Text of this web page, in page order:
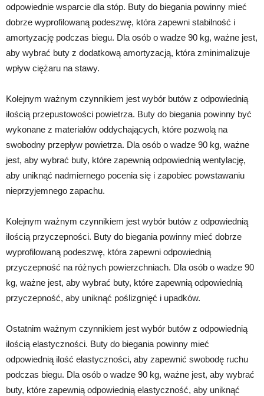
odpowiednie wsparcie dla stóp. Buty do biegania powinny mieć
dobrze wyprofilowaną podeszwę, która zapewni stabilność i
amortyzację podczas biegu. Dla osób o wadze 90 kg, ważne jest,
aby wybrać buty z dodatkową amortyzacją, która zminimalizuje
wpływ ciężaru na stawy.
Kolejnym ważnym czynnikiem jest wybór butów z odpowiednią
ilością przepustowości powietrza. Buty do biegania powinny być
wykonane z materiałów oddychających, które pozwolą na
swobodny przepływ powietrza. Dla osób o wadze 90 kg, ważne
jest, aby wybrać buty, które zapewnią odpowiednią wentylację,
aby uniknąć nadmiernego pocenia się i zapobiec powstawaniu
nieprzyjemnego zapachu.
Kolejnym ważnym czynnikiem jest wybór butów z odpowiednią
ilością przyczepności. Buty do biegania powinny mieć dobrze
wyprofilowaną podeszwę, która zapewni odpowiednią
przyczepność na różnych powierzchniach. Dla osób o wadze 90
kg, ważne jest, aby wybrać buty, które zapewnią odpowiednią
przyczepność, aby uniknąć poślizgnięć i upadków.
Ostatnim ważnym czynnikiem jest wybór butów z odpowiednią
ilością elastyczności. Buty do biegania powinny mieć
odpowiednią ilość elastyczności, aby zapewnić swobodę ruchu
podczas biegu. Dla osób o wadze 90 kg, ważne jest, aby wybrać
buty, które zapewnią odpowiednią elastyczność, aby uniknąć